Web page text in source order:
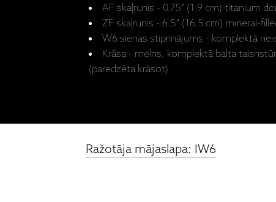
AF skaļrunis - 0.75” (1.9 cm) titanium
ZF skaļrunis - 6.5” (16.5 cm) mineral-
W6 sienas stiprinājums - komplektā
Krāsa - melns, komplektā balta
(paredzēta krāsot)
Ražotāja mājaslapa: IW6